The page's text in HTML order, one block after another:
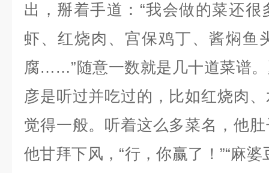
出，掰着手道：“我会做的菜还
虾、红烧肉、宫保鸡丁、酱焖鱼
腐……”随意一数就是几十道菜谱
彦是听过并吃过的，比如红烧肉
觉得一般。听着这么多菜名，他
他甘拜下风，“行，你赢了！”“麻